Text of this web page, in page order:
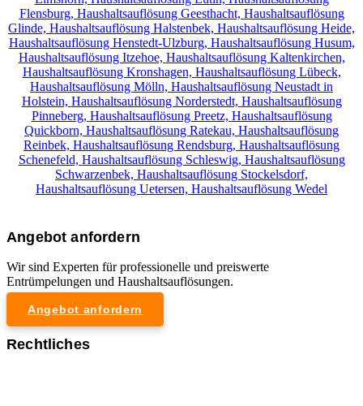
Flensburg, Haushaltsauflösung Geesthacht, Haushaltsauflösung
Glinde, Haushaltsauflösung Halstenbek, Haushaltsauflösung Heide,
Haushaltsauflösung Henstedt-Ulzburg, Haushaltsauflösung Husum,
Haushaltsauflösung Itzehoe, Haushaltsauflösung Kaltenkirchen,
Haushaltsauflösung Kronshagen, Haushaltsauflösung Lübeck,
Haushaltsauflösung Mölln, Haushaltsauflösung Neustadt in
Holstein, Haushaltsauflösung Norderstedt, Haushaltsauflösung
Pinneberg, Haushaltsauflösung Preetz, Haushaltsauflösung
Quickborn, Haushaltsauflösung Ratekau, Haushaltsauflösung
Reinbek, Haushaltsauflösung Rendsburg, Haushaltsauflösung
Schenefeld, Haushaltsauflösung Schleswig, Haushaltsauflösung
Schwarzenbek, Haushaltsauflösung Stockelsdorf,
Haushaltsauflösung Uetersen, Haushaltsauflösung Wedel
Angebot anfordern
Wir sind Experten für professionelle und preiswerte
Entrümpelungen und Haushaltsauflösungen.
Angebot anfordern
Rechtliches